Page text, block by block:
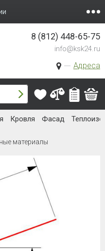
Адреса
8 (812) 448-65-75
info@ksk24.ru
Кровля Фасад
материалы